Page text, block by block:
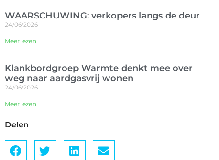
WAARSCHUWING: verkopers langs de deur
24/06/2026
Meer lezen
Klankbordgroep Warmte denkt mee over
weg naar aardgasvrij wonen
24/06/2026
Meer lezen
Delen